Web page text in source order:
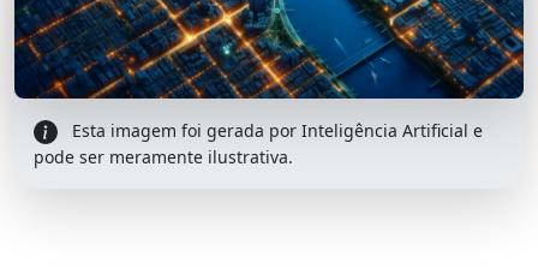
Esta imagem foi gerada por Inteligência Artificial e
pode ser meramente ilustrativa.